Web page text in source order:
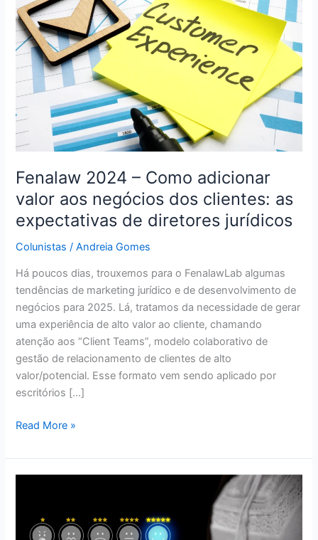
Fenalaw 2024 – Como adicionar
valor aos negócios dos clientes: as
expectativas de diretores jurídicos
Colunistas /Andreia Gomes
Há poucos dias, trouxemos para o FenalawLab algumas
tendências de marketing jurídico e de desenvolvimento de
negócios para 2025. Lá, tratamos da necessidade de gerar
uma experiência de alto valor ao cliente, chamando
atenção aos “Client Teams”, modelo colaborativo de
gestão de relacionamento de clientes de alto
valor/potencial. Esse formato vem sendo aplicado por
escritórios […]
Como
adicionar
valor
aos
negócios
dos
clientes:
de
diretores
jurídicos
Read More »
Experiência